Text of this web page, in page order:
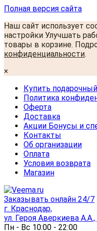
Полная версия сайта
Наш сайт использует
настройки Улучшать
товары в корзине.
конфиденциальности.
×
Купить
Политика
Оферта
Доставка
Акции Бонусы и
Контакты
Об организации
Оплата
Условия возврата
Магазин
Заказывать онлайн 24/7
г. Краснодар,
ул. Героя Аверкиева
Пн - Вс 10:00 - 22:00